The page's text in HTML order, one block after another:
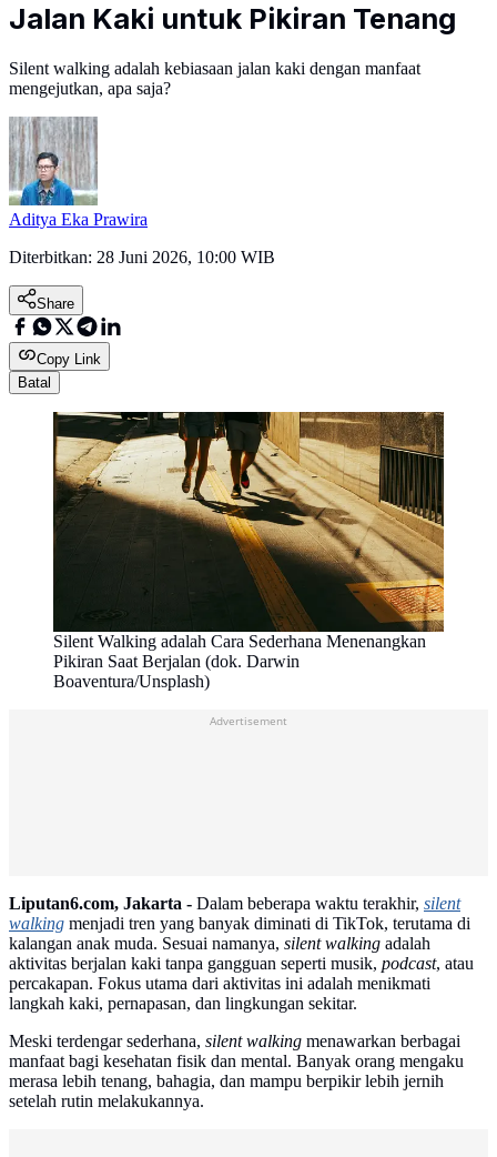
Jalan Kaki untuk Pikiran Tenang
Silent walking adalah kebiasaan jalan kaki dengan manfaat
mengejutkan, apa saja?
Aditya Eka Prawira
Diterbitkan: 28 Juni 2026, 10:00 WIB
Share
Copy Link
Batal
Silent Walking adalah Cara Sederhana Menenangkan
Pikiran Saat Berjalan (dok. Darwin
Boaventura/Unsplash)
Advertisement
Liputan6.com, Jakarta - Dalam beberapa waktu terakhir, silent
walking menjadi tren yang banyak diminati di TikTok, terutama di
kalangan anak muda. Sesuai namanya, silent walking adalah
aktivitas berjalan kaki tanpa gangguan seperti musik, podcast, atau
percakapan. Fokus utama dari aktivitas ini adalah menikmati
langkah kaki, pernapasan, dan lingkungan sekitar.
Meski terdengar sederhana, silent walking menawarkan berbagai
manfaat bagi kesehatan fisik dan mental. Banyak orang mengaku
merasa lebih tenang, bahagia, dan mampu berpikir lebih jernih
setelah rutin melakukannya.